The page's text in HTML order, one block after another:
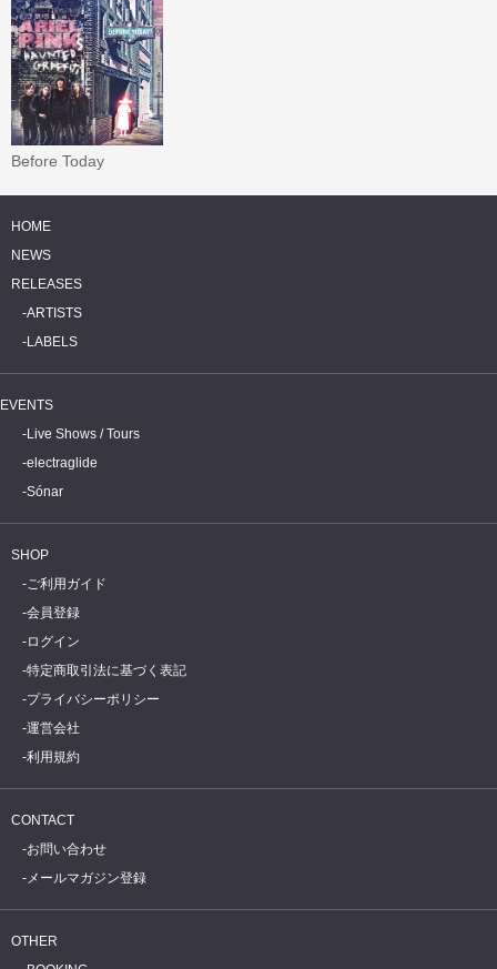
Before Today
HOME
NEWS
RELEASES
ARTISTS
LABELS
EVENTS
Live Shows / Tours
electraglide
Sónar
SHOP
ご利用ガイド
会員登録
ログイン
特定商取引法に基づく表記
プライバシーポリシー
運営会社
利用規約
CONTACT
お問い合わせ
メールマガジン登録
OTHER